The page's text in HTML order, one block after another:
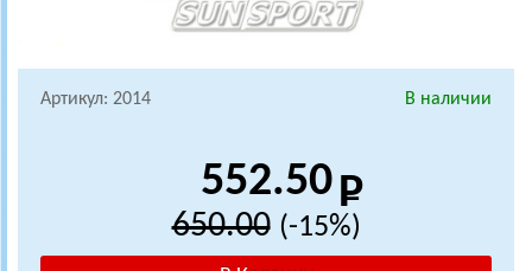
Артикул: 2014 В наличии
552.50
650.00 (-15%)